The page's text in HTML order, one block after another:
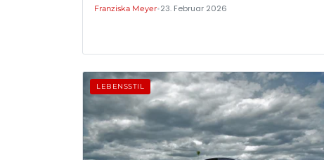
Franziska Meyer•23. Februar 2026
LEBENSSTIL